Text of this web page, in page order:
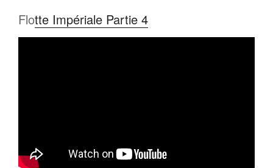
Flotte Impériale Partie 4